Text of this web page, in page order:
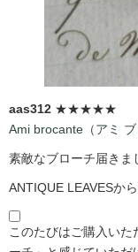
aas312 ★★★★★
Ami brocante（アミ
素敵なブローチ届きま
ANTIQUE LEAVESか
このたびはご購入い